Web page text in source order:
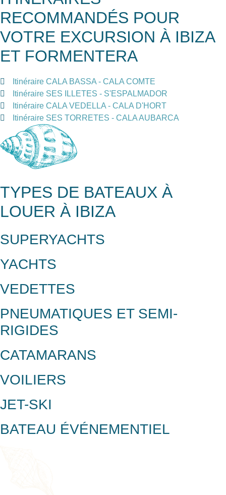
RECOMMANDÉS POUR
VOTRE EXCURSION À IBIZA
ET FORMENTERA
Itinéraire CALA BASSA - CALA COMTE
Itinéraire SES ILLETES - S'ESPALMADOR
Itinéraire CALA VEDELLA - CALA D'HORT
Itinéraire SES TORRETES - CALA AUBARCA
TYPES DE BATEAUX À
LOUER À IBIZA
SUPERYACHTS
YACHTS
VEDETTES
PNEUMATIQUES ET SEMI-
RIGIDES
CATAMARANS
VOILIERS
JET-SKI
BATEAU ÉVÉNEMENTIEL